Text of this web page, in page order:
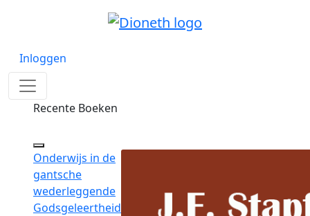
Inloggen
Recente Boeken
Onderwijs in de
gantsche
wederleggende
Godsgeleertheid